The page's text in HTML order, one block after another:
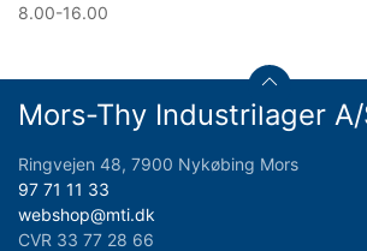
8.00-16.00
Mors-Thy Industrilager A/
Ringvejen 48, 7900 Nykøbing Mors
97 71 11 33
webshop@mti.dk
CVR 33 77 28 66